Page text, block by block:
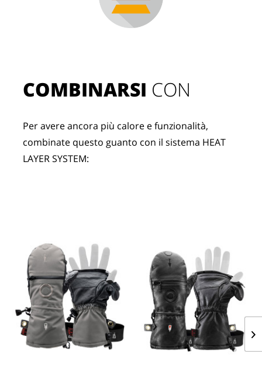
COMBINARSI CON
Per avere ancora più calore e funzionalità,
combinate questo guanto con il sistema HEAT
LAYER SYSTEM: